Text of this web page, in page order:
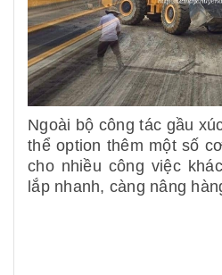
Ngoài bộ công tác gầu
thể option thêm một số
cho nhiều công việc
lắp nhanh, càng nâng